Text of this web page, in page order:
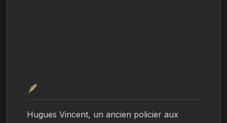
🪶
Hugues Vincent, un ancien policier aux